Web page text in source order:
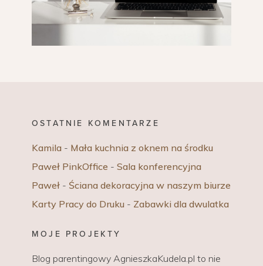
OSTATNIE KOMENTARZE
Kamila - Mała kuchnia z oknem na środku
Paweł PinkOffice - Sala konferencyjna
Paweł - Ściana dekoracyjna w naszym biurze
Karty Pracy do Druku - Zabawki dla dwulatka
MOJE PROJEKTY
Blog parentingowy AgnieszkaKudela.pl to nie